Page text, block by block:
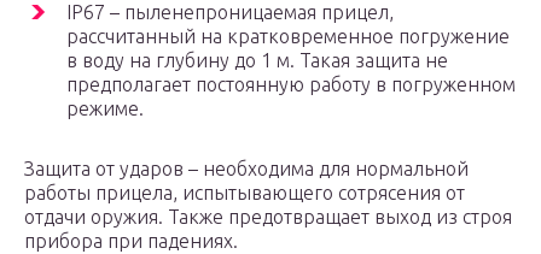
IP67 – пыленепроницаемая прицел,
рассчитанный на кратковременное погружение
в воду на глубину до 1 м. Такая защита не
предполагает постоянную работу в погруженном
режиме.
Защита от ударов – необходима для нормальной
работы прицела, испытывающего сотрясения от
отдачи оружия. Также предотвращает выход из строя
прибора при падениях.